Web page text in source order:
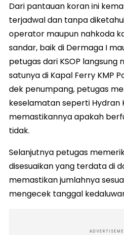
Dari pantauan koran ini
terjadwal dan tanpa
operator maupun nahkoda
sandar, baik di Dermaga I
petugas dari KSOP langsung
satunya di Kapal Ferry KMP
dek penumpang, petugas
keselamatan seperti Hydran
memastikannya apakah
tidak.
Selanjutnya petugas
disesuaikan yang terdata di
memastikan jumlahnya
mengecek tanggal